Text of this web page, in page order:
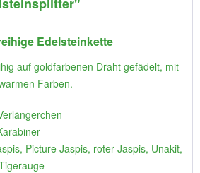
Edelsteinkette
auf goldfarbenen Draht gefädelt, mit
Farben.
Picture Jaspis, roter Jaspis, Unakit,